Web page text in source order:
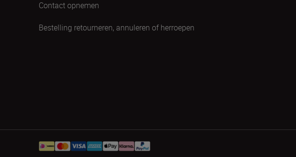
Contact opnemen
Bestelling retourneren, annuleren of herroepen